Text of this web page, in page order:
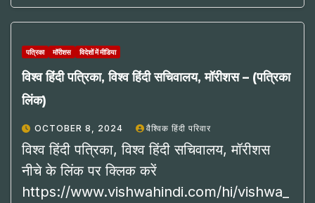
पत्रिका मॉरीशस विदेशों में मीडिया
विश्व हिंदी पत्रिका, विश्व हिंदी सचिवालय, मॉरीशस – (पत्रिका
लिंक)
OCTOBER 8, 2024 वैश्विक हिंदी परिवार
विश्व हिंदी पत्रिका, विश्व हिंदी सचिवालय, मॉरीशस
नीचे के लिंक पर क्लिक करें
https://www.vishwahindi.com/hi/vishwa_